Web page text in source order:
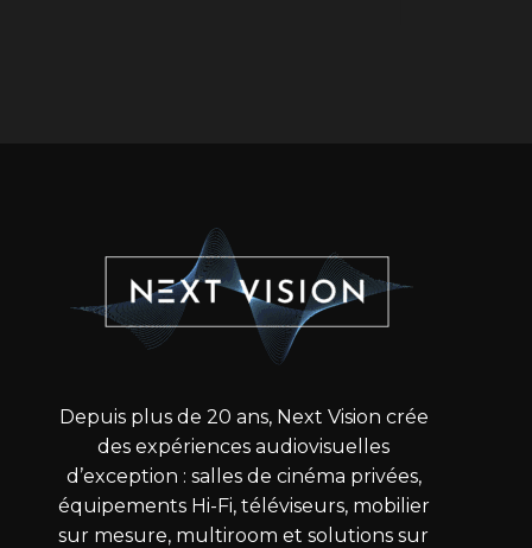
Depuis plus de 20 ans, Next Vision crée
des expériences audiovisuelles
d’exception : salles de cinéma privées,
équipements Hi-Fi, téléviseurs, mobilier
sur mesure, multiroom et solutions sur